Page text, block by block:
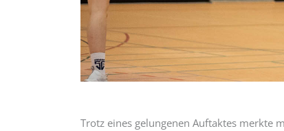
Trotz eines gelungenen Auftaktes merkte